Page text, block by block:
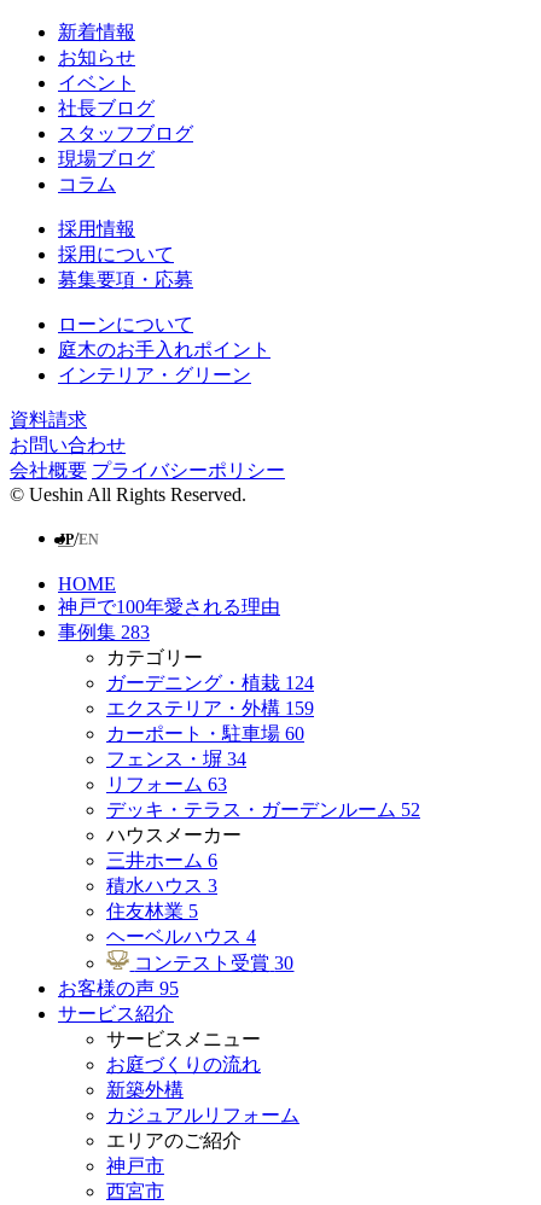
新着情報
お知らせ
イベント
社長ブログ
スタッフブログ
現場ブログ
コラム
採用情報
採用について
募集要項・応募
ローンについて
庭⽊のお⼿⼊れポイント
インテリア・グリーン
資料請求
お問い合わせ
会社概要 プライバシーポリシー
© Ueshin All Rights Reserved.
JP/EN
HOME
神戸で100年愛される理由
事例集 283
カテゴリー
ガーデニング・植栽 124
エクステリア・外構 159
カーポート・駐車場 60
フェンス・塀 34
リフォーム 63
デッキ・テラス・ガーデンルーム 52
ハウスメーカー
三井ホーム 6
積水ハウス 3
住友林業 5
ヘーベルハウス 4
コンテスト受賞 30
お客様の声 95
サービス紹介
サービスメニュー
お庭づくりの流れ
新築外構
カジュアルリフォーム
エリアのご紹介
神戸市
西宮市